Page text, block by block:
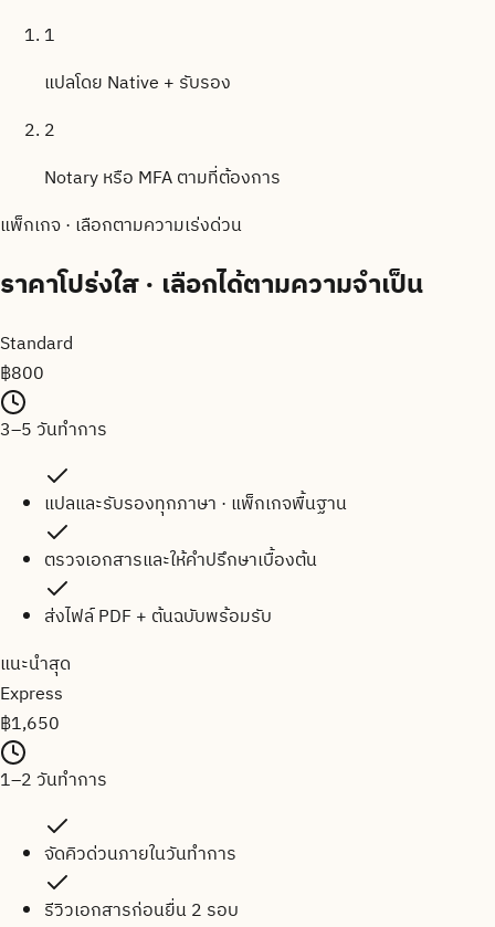
1
แปลโดย Native + รับรอง
2
Notary หรือ MFA ตามที่ต้องการ
แพ็กเกจ · เลือกตามความเร่งด่วน
ราคาโปร่งใส· เลือกได้ตามความจำเป็น
Standard
฿800
3–5 วันทำการ
แปลและรับรองทุกภาษา · แพ็กเกจพื้นฐาน
ตรวจเอกสารและให้คำปรึกษาเบื้องต้น
ส่งไฟล์ PDF + ต้นฉบับพร้อมรับ
แนะนำสุด
Express
฿1,650
1–2 วันทำการ
จัดคิวด่วนภายในวันทำการ
รีวิวเอกสารก่อนยื่น 2 รอบ